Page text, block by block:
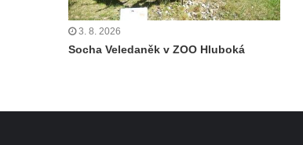
Budějovicích
Sochy brouků u Mlýnské stoky v Českých
Budějovicích
3. 8. 2026
Socha Veledaněk v ZOO Hluboká